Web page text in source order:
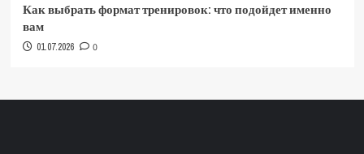
Как выбрать формат тренировок: что подойдет именно
вам
01.07.2026 0